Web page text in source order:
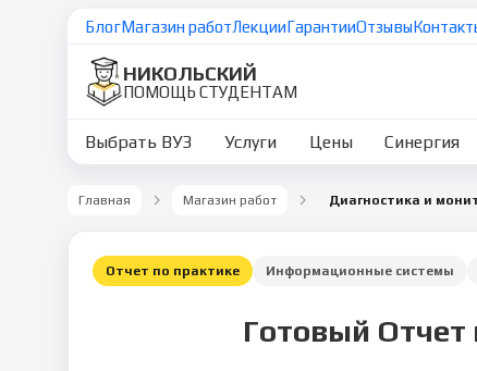
БлогМагазин работЛекцииГарантииОтзывы
НИКОЛЬСКИЙ
ПОМОЩЬ СТУДЕНТАМ
Выбрать ВУЗ Услуги Цены Синергия
Главная Магазин работ
Отчет по практике Информационные системы
Готовый Отчет